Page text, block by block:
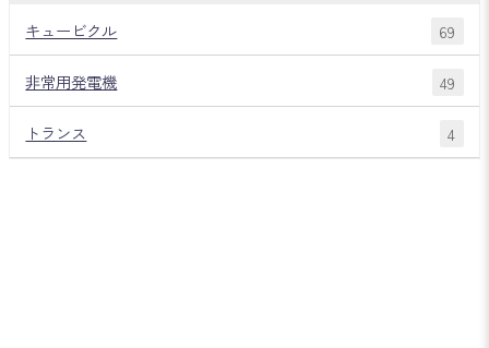
キュービクル 69
非常用発電機 49
トランス 4